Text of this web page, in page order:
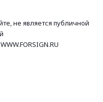
не является публичной